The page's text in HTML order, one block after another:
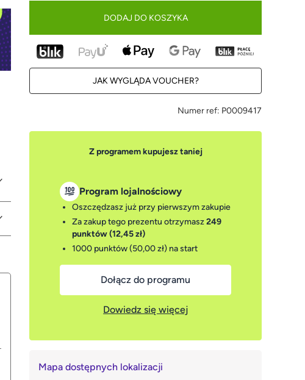
DODAJ DO KOSZYKA
JAK WYGLĄDA VOUCHER?
Numer ref: P0009417
Z programem kupujesz taniej
Program lojalnościowy
Oszczędzasz już przy pierwszym zakupie
Za zakup tego prezentu otrzymasz249
punktów (12,45 zł)
1000 punktów (50,00 zł) na start
Dołącz do programu
Dowiedz się więcej
Mapa dostępnych lokalizacji